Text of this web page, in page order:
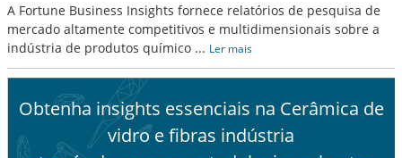
A Fortune Business Insights fornece relatórios de pesquisa de
mercado altamente competitivos e multidimensionais sobre a
indústria de produtos químico ... Ler mais
Obtenha insights essenciais na Cerâmica de
vidro e fibras indústria